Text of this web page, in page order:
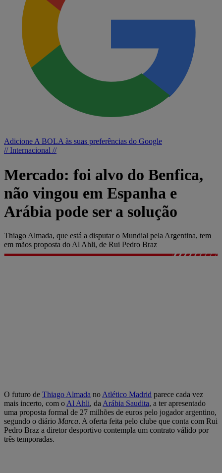
Adicione A BOLA às suas preferências do Google
// Internacional //
Mercado: foi alvo do Benfica,
não vingou em Espanha e
Arábia pode ser a solução
Thiago Almada, que está a disputar o Mundial pela Argentina, tem
em mãos proposta do Al Ahli, de Rui Pedro Braz
O futuro de Thiago Almada no Atlético Madrid parece cada vez
mais incerto, com o Al Ahli, da Arábia Saudita, a ter apresentado
uma proposta formal de 27 milhões de euros pelo jogador argentino,
segundo o diário Marca. A oferta feita pelo clube que conta com Rui
Pedro Braz a diretor desportivo contempla um contrato válido por
três temporadas.